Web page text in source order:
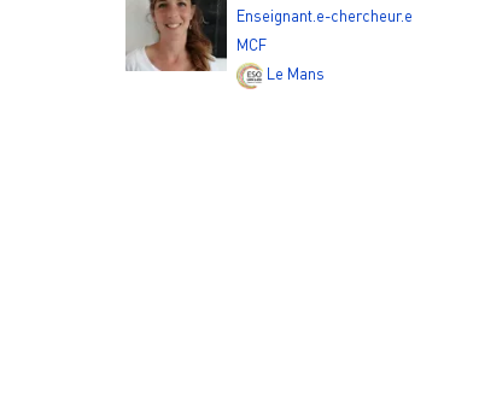
Enseignant.e-chercheur.e
MCF
Le Mans